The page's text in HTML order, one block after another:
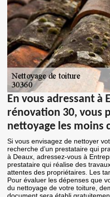
En vous adressant à
rénovation 30, vous
nettoyage les moins
Si vous envisagez de nettoyer
recherche d’un prestataire qui
à Deaux, adressez-vous à
prestataire qui réalise des
attentes des propriétaires. Les
Pour évaluer les dépenses que
du nettoyage de votre toiture,